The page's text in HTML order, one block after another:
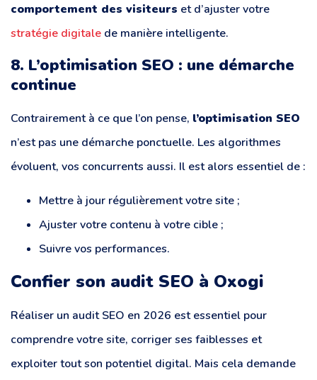
comportement des visiteurs et d’ajuster votre
stratégie digitale de manière intelligente.
8. L’optimisation SEO : une démarche
continue
Contrairement à ce que l’on pense, l’optimisation SEO
n’est pas une démarche ponctuelle. Les algorithmes
évoluent, vos concurrents aussi. Il est alors essentiel de :
Mettre à jour régulièrement votre site ;
Ajuster votre contenu à votre cible ;
Suivre vos performances.
Confier son audit SEO à Oxogi
Réaliser un audit SEO en 2026 est essentiel pour
comprendre votre site, corriger ses faiblesses et
exploiter tout son potentiel digital. Mais cela demande